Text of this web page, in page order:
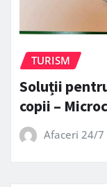
TURISM
Soluții
copii –
Afaceri 24/7